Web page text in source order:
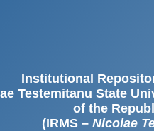
Institutional
Testemitanu State
of the
(IRMS – Nicolae